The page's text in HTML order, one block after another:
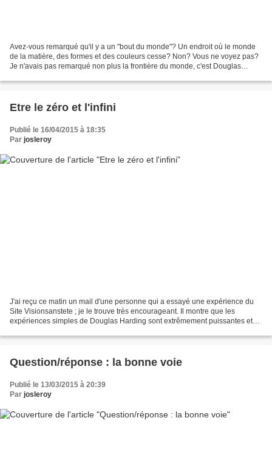
Avez-vous remarqué qu'il y a un "bout du monde"? Un endroit où le monde
de la matière, des formes et des couleurs cesse? Non? Vous ne voyez pas?
Je n'avais pas remarqué non plus la frontière du monde, c'est Douglas
Etre le zéro et l'infini
Publié le 16/04/2015 à 18:35
Par josleroy
J'ai reçu ce matin un mail d'une personne qui a essayé une expérience du
Site Visionsanstete ; je le trouve très encourageant. Il montre que les
expériences simples de Douglas Harding sont extrêmement puissantes et
Question/réponse : la bonne voie
Publié le 13/03/2015 à 20:39
Par josleroy